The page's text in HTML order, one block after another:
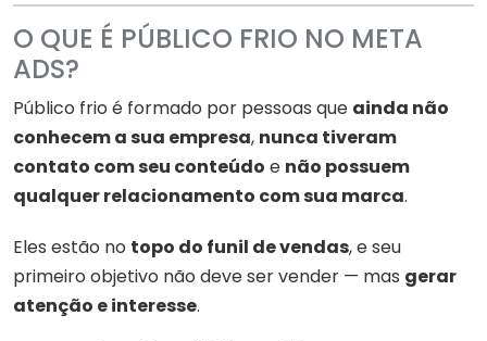
O QUE É PÚBLICO FRIO NO META
ADS?
Público frio é formado por pessoas que ainda não
conhecem a sua empresa, nunca tiveram
contato com seu conteúdo e não possuem
qualquer relacionamento com sua marca.
Eles estão no topo do funil de vendas, e seu
primeiro objetivo não deve ser vender — mas gerar
atenção e interesse.